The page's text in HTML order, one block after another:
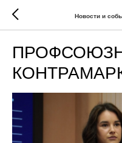
Новости и